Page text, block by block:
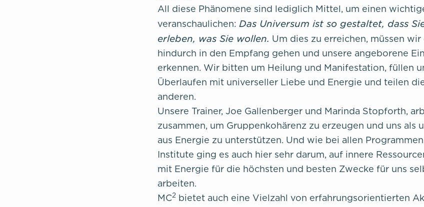
All diese Phänomene sind lediglich Mittel, um einen
veranschaulichen: Das Universum ist so gestaltet, dass
erleben, was Sie wollen. Um dies zu erreichen, müssen
hindurch in den Empfang gehen und unsere angeborene
erkennen. Wir bitten um Heilung und Manifestation, füllen
Überlaufen mit universeller Liebe und Energie und teilen
anderen.
Unsere Trainer, Joe Gallenberger und Marinda Stopforth,
zusammen, um Gruppenkohärenz zu erzeugen und uns als
aus Energie zu unterstützen. Und wie bei allen
Institute ging es auch hier sehr darum, auf innere
mit Energie für die höchsten und besten Zwecke für uns
arbeiten.
MC2bietet auch eine Vielzahl von erfahrungsorientierten